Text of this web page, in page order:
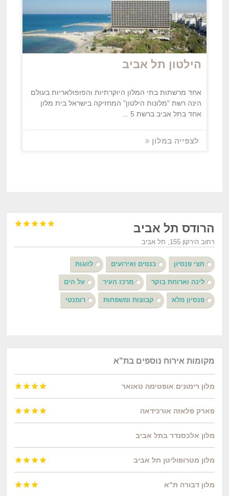
הילטון תל אביב
אחד מרשתות בתי המלון היוקרתיות והפופולאריות בעולם
הינה רשת "מלונות הילטון" המחזיקה בישראל בית מלון
אחד בתל אביב ברשת 5 ...
לצפייה במלון
הרודס תל אביב 




רחוב הירקון 155, תל אביב
חצי פנסיון כנסים ואירועים לזוגות
לינה וארוחת בוקר מרכז העיר על הים
פנסיון מלא קבוצות ומשפחות רומנטי
מקומות אירוח נוספים בת"א
מלון רימונים אופטימה טאואר 



פארק פלאזה אורכידאה 



מלון אלכסנדר בתל אביב
מלון מטרופוליטן תל אביב 



מלון דבורה ת"א 

